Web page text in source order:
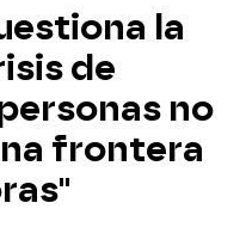
la
de
no
frontera